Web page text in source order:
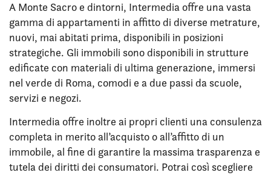
A Monte Sacro e dintorni, Intermedia offre una vasta
gamma di appartamenti in affitto di diverse metrature,
nuovi, mai abitati prima, disponibili in posizioni
strategiche. Gli immobili sono disponibili in strutture
edificate con materiali di ultima generazione, immersi
nel verde di Roma, comodi e a due passi da scuole,
servizi e negozi.
Intermedia offre inoltre ai propri clienti una consulenza
completa in merito all’acquisto o all’affitto di un
immobile, al fine di garantire la massima trasparenza e
tutela dei diritti dei consumatori. Potrai così scegliere